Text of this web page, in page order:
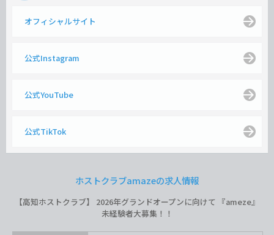
オフィシャルサイト
公式Instagram
公式YouTube
公式TikTok
ホストクラブamazeの求人情報
【高知ホストクラブ】 2026年グランドオープンに向けて 『ameze』
未経験者大募集！！